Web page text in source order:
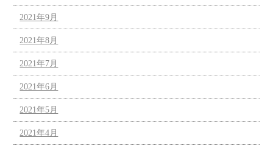
2021年9月
2021年8月
2021年7月
2021年6月
2021年5月
2021年4月